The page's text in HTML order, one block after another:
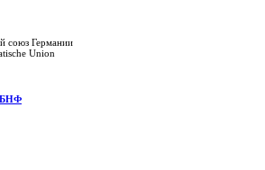
союз Германии
Union
БНФ